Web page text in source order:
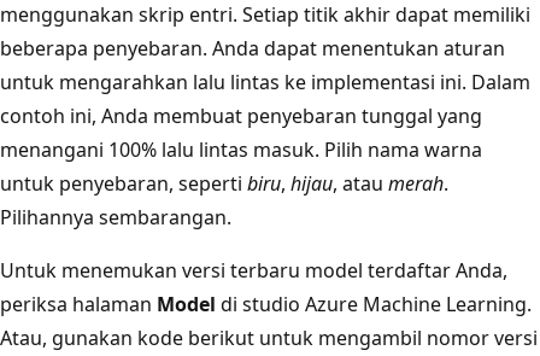
menggunakan skrip entri. Setiap titik akhir dapat memiliki
beberapa penyebaran. Anda dapat menentukan aturan
untuk mengarahkan lalu lintas ke implementasi ini. Dalam
contoh ini, Anda membuat penyebaran tunggal yang
menangani 100% lalu lintas masuk. Pilih nama warna
untuk penyebaran, seperti biru, hijau, atau merah.
Pilihannya sembarangan.
Untuk menemukan versi terbaru model terdaftar Anda,
periksa halaman Model di studio Azure Machine Learning.
Atau, gunakan kode berikut untuk mengambil nomor versi